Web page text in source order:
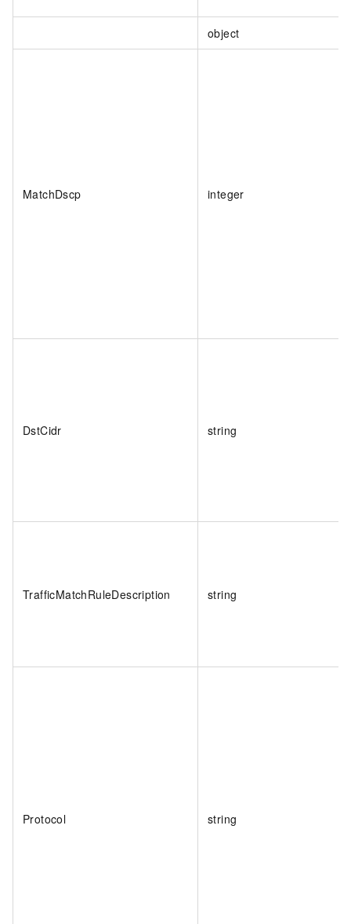
object
MatchDscp integer
DstCidr string
TrafficMatchRuleDescription string
Protocol string